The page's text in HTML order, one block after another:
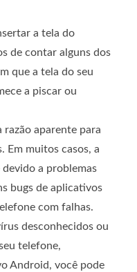
a tela do
de contar alguns dos
que a tela do seu
a piscar ou
razão aparente para
Em muitos casos, a
a problemas
bugs de aplicativos
com falhas.
desconhecidos ou
telefone,
Android, você pode